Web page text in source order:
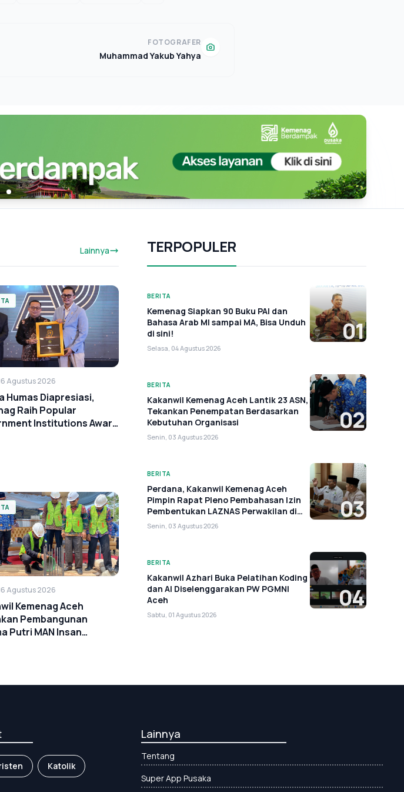
FOTOGRAFER
Muhammad Yakub Yahya
Lainnya
Agustus 2026
Humas Diapresiasi,
Raih Popular
Institutions Award
Agustus 2026
Kemenag Aceh
Pembangunan
Putri MAN Insan
TERPOPULER
BERITA
Kemenag Siapkan 90 Buku PAI dan
Bahasa Arab MI sampai MA, Bisa Unduh
di sini!
Selasa, 04 Agustus 2026
01
BERITA
Kakanwil Kemenag Aceh Lantik 23 ASN,
Tekankan Penempatan Berdasarkan
Kebutuhan Organisasi
Senin, 03 Agustus 2026
02
BERITA
Perdana, Kakanwil Kemenag Aceh
Pimpin Rapat Pleno Pembahasan Izin
Pembentukan LAZNAS Perwakilan di
Aceh
Senin, 03 Agustus 2026
03
BERITA
Kakanwil Azhari Buka Pelatihan Koding
dan AI Diselenggarakan PW PGMNI
Aceh
Sabtu, 01 Agustus 2026
04
Katolik
Lainnya
Tentang
Super App Pusaka